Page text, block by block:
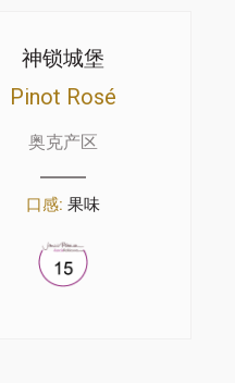
神锁城堡
Pinot Rosé
奥克产区
口感: 果味